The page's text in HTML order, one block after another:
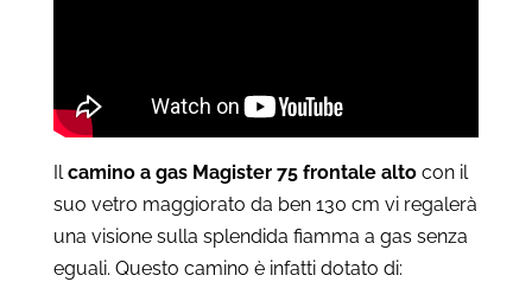
Ilcamino a gas Magister 75 frontale altocon il
suo vetro maggiorato da ben 130 cm vi regalerà
una visione sulla splendida fiamma a gas senza
eguali. Questo camino è infatti dotato di: